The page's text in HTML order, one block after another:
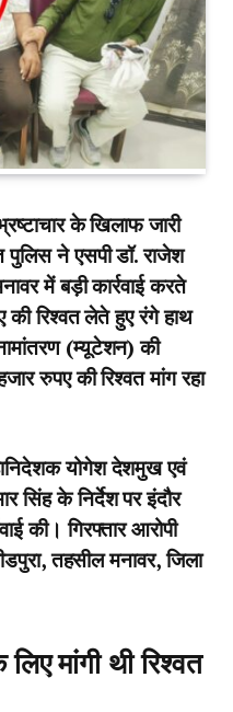
के खिलाफ जारी
ने एसपी डॉ. राजेश
में बड़ी कार्रवाई करते
की रिश्वत लेते हुए रंगे हाथ
(म्यूटेशन) की
रुपए की रिश्वत मांग रहा
योगेश देशमुख एवं
सिंह के निर्देश पर इंदौर
की। गिरफ्तार आरोपी
तहसील मनावर, जिला
मांगी थी रिश्वत